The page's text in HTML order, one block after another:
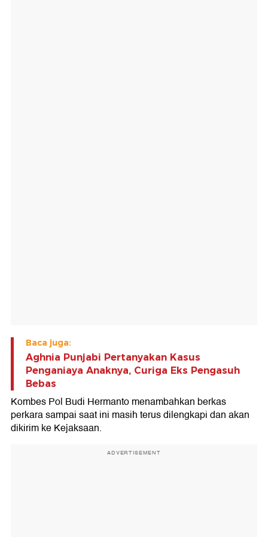
Baca juga:
Aghnia Punjabi Pertanyakan Kasus
Penganiaya Anaknya, Curiga Eks Pengasuh
Bebas
Kombes Pol Budi Hermanto menambahkan berkas
perkara sampai saat ini masih terus dilengkapi dan akan
dikirim ke Kejaksaan.
ADVERTISEMENT